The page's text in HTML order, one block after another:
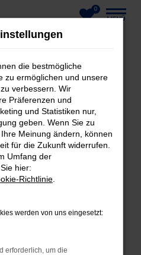
0
MENÜ
Abwicklung trotz
sehr guten Eindruck was
die bestmögliche
zu ermöglichen und unsere
verbessern. Wir
Präferenzen und
und Statistiken nur,
geben. Wenn Sie zu
Meinung ändern, können
für die Zukunft widerrufen.
Umfang der
hier:
Richtlinie
werden von uns eingesetzt:
erforderlich, um die